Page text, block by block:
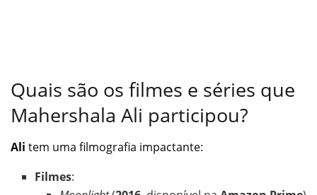
Quais são os filmes e séries que
Mahershala Ali participou?
Ali tem uma filmografia impactante:
Filmes: